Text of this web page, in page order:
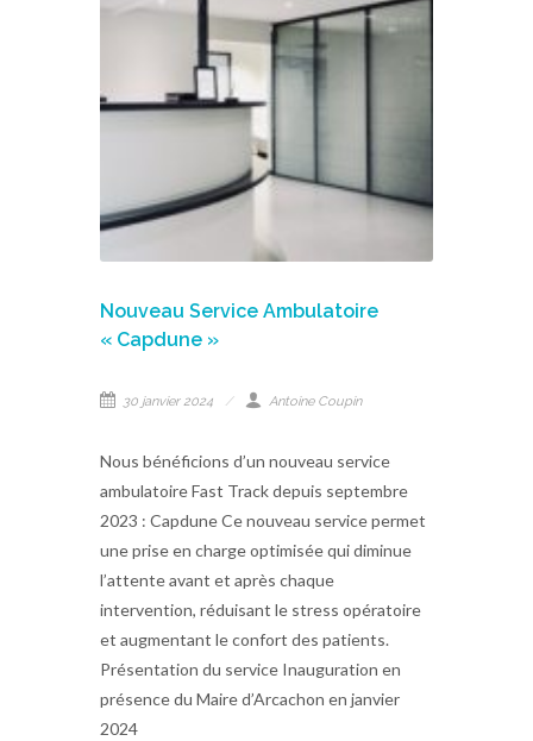
Nouveau Service Ambulatoire
« Capdune »
30 janvier 2024 Antoine Coupin
Nous bénéficions d’un nouveau service
ambulatoire Fast Track depuis septembre
2023 : Capdune Ce nouveau service permet
une prise en charge optimisée qui diminue
l’attente avant et après chaque
intervention, réduisant le stress opératoire
et augmentant le confort des patients.
Présentation du service Inauguration en
présence du Maire d’Arcachon en janvier
2024